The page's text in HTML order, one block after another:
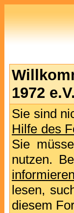
1972 e.V.
Sie sind
Hilfe des
Sie
nutzen.
informieren
lesen,
diesem